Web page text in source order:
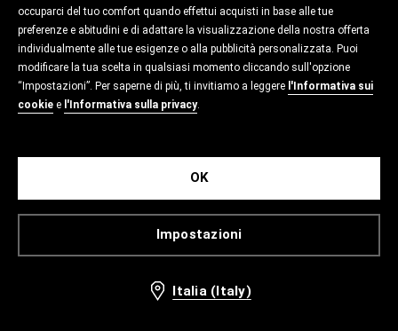
occuparci del tuo comfort quando effettui acquisti in base alle tue
preferenze e abitudini e di adattare la visualizzazione della nostra offerta
individualmente alle tue esigenze o alla pubblicità personalizzata. Puoi
modificare la tua scelta in qualsiasi momento cliccando sull'opzione
“Impostazioni”. Per saperne di più, ti invitiamo a leggere l'Informativa sui
cookie e l'Informativa sulla privacy.
Impostazioni
OK
Italia (Italy)